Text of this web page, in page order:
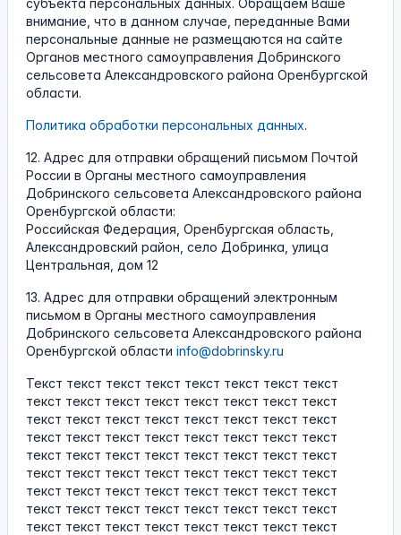
субъекта персональных данных. Обращаем Ваше
внимание, что в данном случае, переданные Вами
персональные данные не размещаются на сайте
Органов местного самоуправления Добринского
сельсовета Александровского района Оренбургской
области.
Политика обработки персональных данных.
12. Адрес для отправки обращений письмом Почтой
России в Органы местного самоуправления
Добринского сельсовета Александровского района
Оренбургской области:
Российская Федерация, Оренбургская область,
Александровский район, село Добринка, улица
Центральная, дом 12
13. Адрес для отправки обращений электронным
письмом в Органы местного самоуправления
Добринского сельсовета Александровского района
Оренбургской области info@dobrinsky.ru
Текст текст текст текст текст текст текст текст
текст текст текст текст текст текст текст текст
текст текст текст текст текст текст текст текст
текст текст текст текст текст текст текст текст
текст текст текст текст текст текст текст текст
текст текст текст текст текст текст текст текст
текст текст текст текст текст текст текст текст
текст текст текст текст текст текст текст текст
текст текст текст текст текст текст текст текст